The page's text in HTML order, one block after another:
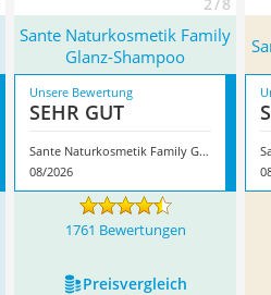
Sante Naturkosmetik Family
Glanz-Shampoo
Unsere Bewertung
SEHR GUT
Sante Naturkosmetik Family Glanz-Shampoo
08/2026
1761 Bewertungen
Preis­vergleich